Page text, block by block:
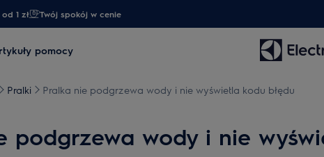
1 zł​ Twój spokój w cenie
pomocy
Pralki Pralka nie podgrzewa wody i nie wyświetla kodu błędu
podgrzewa wody i nie